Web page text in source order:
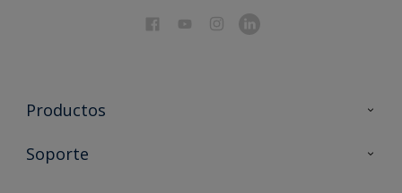
Productos
Todos los productos
Soporte